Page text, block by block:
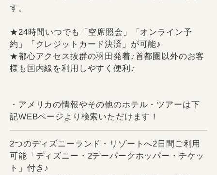
す。
★24時間いつでも「空席照会」「オンライン予
約」「クレジットカード決済」が可能♪
★都心アクセス抜群の羽田発着♪首都圏以外のお客
様も国内線を利用しやすく便利♪
・アメリカの情報やその他のホテル・ツアーは下
記WEBページより検索いただけます！
2つのディズニーランド・リゾートへ2日間ご利用
可能「ディズニー・2デーパークホッパー・チケッ
ト」付き♪